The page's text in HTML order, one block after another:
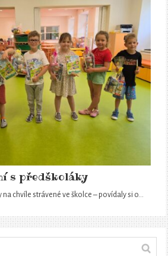
s předškoláky
chvíle strávené ve školce – povídaly si o…